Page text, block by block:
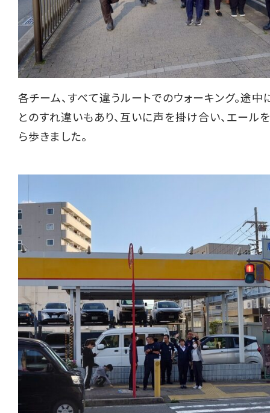
各チーム、すべて違うルートでのウォーキング。途
とのすれ違いもあり、互いに声を掛け合い、エール
ら歩きました。